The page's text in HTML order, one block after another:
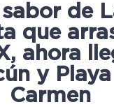
sabor de
que
ahora
y Playa
Carmen